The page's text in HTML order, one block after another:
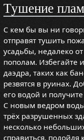
Тушение
С кем бы вы ни
отправят тушить
усадьбы, недалеко
пополам. Избегайте
даэдра, таких как
резвятся в руинах.
его водой и
С новым ведром
трёх разрушенных
несколько
справиться, подойдя